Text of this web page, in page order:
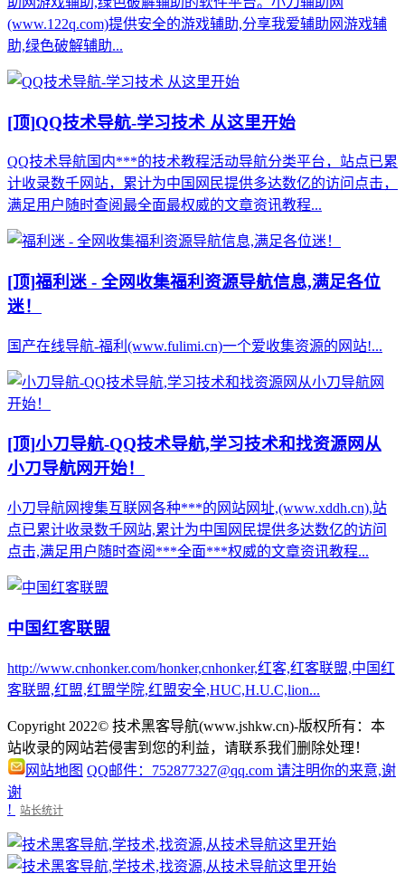
(www.122q.com)提供安全的游戏辅助,分享我爱辅助网游戏辅
助,绿色破解辅助...
[顶]QQ技术导航-学习技术 从这里开始
QQ技术导航国内***的技术教程活动导航分类平台，站点已累
计收录数千网站，累计为中国网民提供多达数亿的访问点击，
满足用户随时查阅最全面最权威的文章资讯教程...
[顶]福利迷 - 全网收集福利资源导航信息,满足各位
迷！
国产在线导航-福利(www.fulimi.cn)一个爱收集资源的网站!...
[顶]小刀导航-QQ技术导航,学习技术和找资源网从
小刀导航网开始！
小刀导航网搜集互联网各种***的网站网址,(www.xddh.cn),站
点已累计收录数千网站,累计为中国网民提供多达数亿的访问
点击,满足用户随时查阅***全面***权威的文章资讯教程...
中国红客联盟
http://www.cnhonker.com/honker,cnhonker,红客,红客联盟,中国红
客联盟,红盟,红盟学院,红盟安全,HUC,H.U.C,lion...
Copyright 2022© 技术黑客导航(www.jshkw.cn)-版权所有：本
站收录的网站若侵害到您的利益，请联系我们删除处理！
网站地图 QQ邮件：752877327@qq.com 请注明你的来意,谢
谢
!
站长统计